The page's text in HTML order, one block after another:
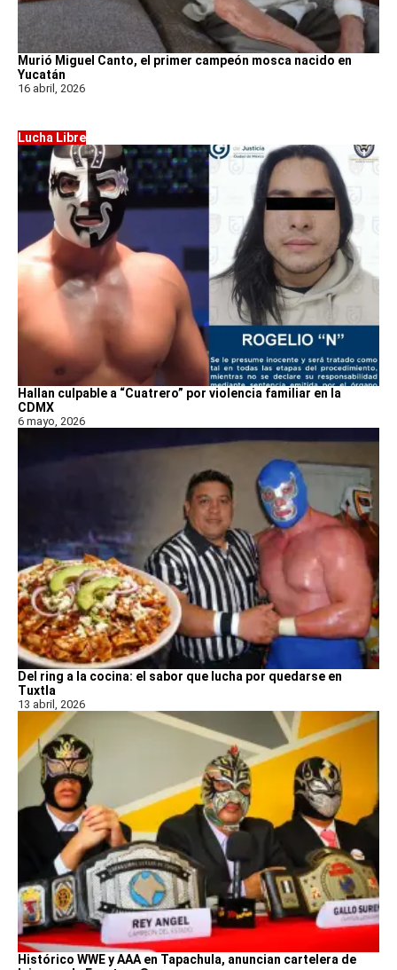
Murió Miguel Canto, el primer campeón mosca nacido en
Yucatán
16 abril, 2026
Lucha Libre
Hallan culpable a “Cuatrero” por violencia familiar en la
CDMX
6 mayo, 2026
Del ring a la cocina: el sabor que lucha por quedarse en
Tuxtla
13 abril, 2026
Histórico WWE y AAA en Tapachula, anuncian cartelera de